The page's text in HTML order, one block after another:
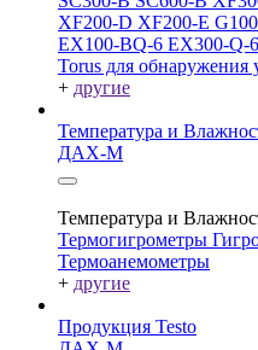
XF200-D XF200-E
EX100-BQ-6 EX300-Q-
Torus для обнаружения
+ другие
Температура и
ДАХ-М
Температура и
Термогигрометры
Термоанемометры
+ другие
Продукция Testo